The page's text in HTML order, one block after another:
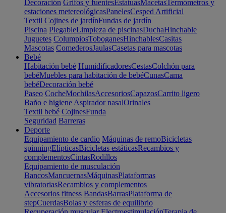
Decoración Grifos y fuentesEstatuasMacetasTermómetros y
estaciones metereológicasPanelesCesped Artificial
Textil Cojines de jardínFundas de jardín
Piscina PlegableLimpieza de piscinasDuchaHinchable
Juguetes ColumpiosToboganesHinchablesCasitas
Mascotas ComederosJaulasCasetas para mascotas
Bebé
Habitación bebé HumidificadoresCestasColchón para
bebéMuebles para habitación de bebéCunasCama
bebéDecoración bebé
Paseo CocheMochilasAccesoriosCapazosCarrito ligero
Baño e higiene Aspirador nasalOrinales
Textil bebé CojinesFunda
Seguridad Barreras
Deporte
Equipamiento de cardio Máquinas de remoBicicletas
spinningElípticasBicicletas estáticasRecambios y
complementosCintasRodillos
Equipamiento de musculación
BancosMancuernasMáquinasPlataformas
vibratoriasRecambios y complementos
Accesorios fitness BandasBarrasPlataforma de
stepCuerdasBolas y esferas de equilibrio